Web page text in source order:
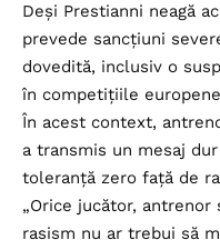
Deși Prestianni neagă
prevede sancțiuni
dovedită, inclusiv o
în competițiile
În acest context,
a transmis un mesaj
toleranță zero față de
„Orice jucător, antrenor
rasism nu ar trebui să